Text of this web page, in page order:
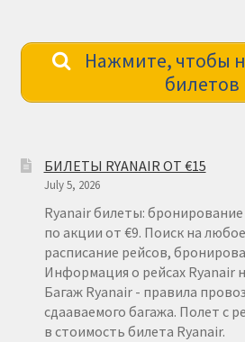
Нажмите, чтобы
билетов
БИЛЕТЫ RYANAIR ОТ €15
July 5, 2026
Ryanair билеты:
по акции от €9. Поиск на
расписание рейсов,
Информация о рейсах Ryanair
Багаж Ryanair - правила
сдааваемого багажа. Полет с
в стоимость билета Ryanair.